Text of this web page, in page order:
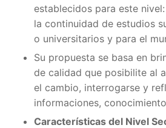
establecidos para este
la continuidad de estudios
o universitarios y para el
Su propuesta se basa en
de calidad que posibilite al
el cambio, interrogarse y
informaciones,
Características del Nivel